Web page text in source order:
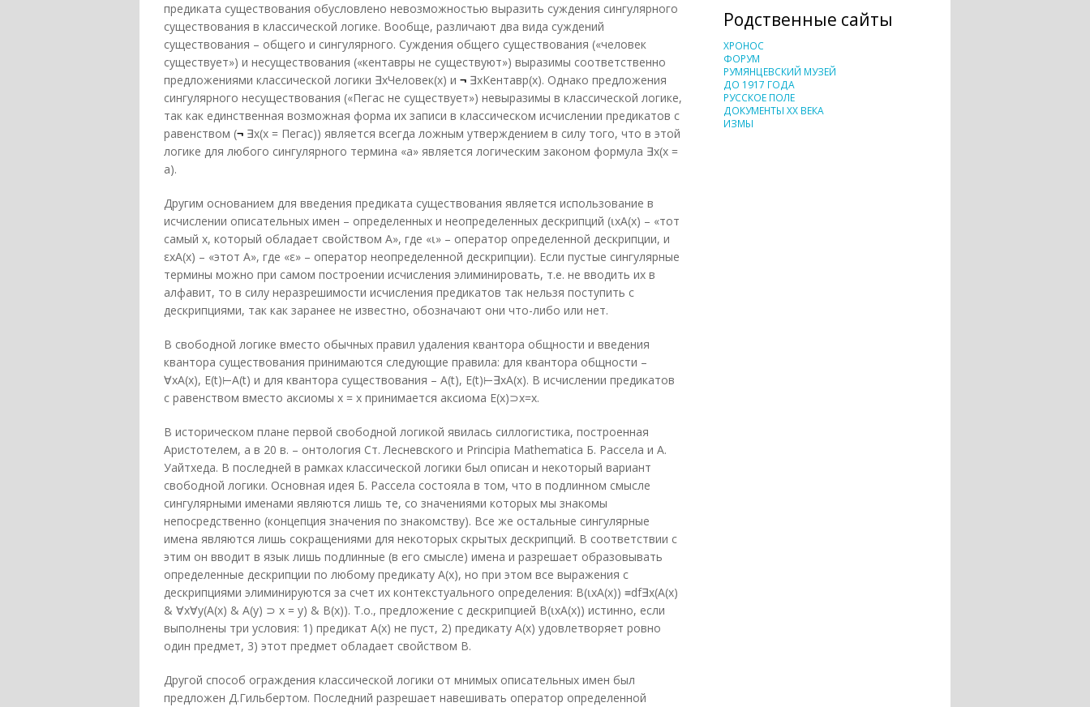
предиката существования обусловлено невозможностью выразить суждения сингулярного
существования в классической логике. Вообще, различают два вида суждений
существования – общего и сингулярного. Суждения общего существования («человек
существует») и несуществования («кентавры не существуют») выразимы соответственно
предложениями классической логики ∃хЧеловек(х) и ¬ ∃хКентавр(х). Однако предложения
сингулярного несуществования («Пегас не существует») невыразимы в классической логике,
так как единственная возможная форма их записи в классическом исчислении предикатов с
равенством (¬ ∃х(х = Пегас)) является всегда ложным утверждением в силу того, что в этой
логике для любого сингулярного термина «а» является логическим законом формула ∃х(х =
а).
Другим основанием для введения предиката существования является использование в
исчислении описательных имен – определенных и неопределенных дескрипций (⍳xΑ(x) – «тот
самый х, который обладает свойством А», где «⍳» – оператор определенной дескрипции, и
εxΑ(x) – «этот А», где «ε» – оператор неопределенной дескрипции). Если пустые сингулярные
термины можно при самом построении исчисления элиминировать, т.е. не вводить их в
алфавит, то в силу неразрешимости исчисления предикатов так нельзя поступить с
дескрипциями, так как заранее не известно, обозначают они что-либо или нет.
В свободной логике вместо обычных правил удаления квантора общности и введения
квантора существования принимаются следующие правила: для квантора общности –
∀xA(x), E(t)⊢A(t) и для квантора существования – A(t), E(t)⊢∃xA(x). В исчислении предикатов
с равенством вместо аксиомы x = x принимается аксиома Е(х)⊃х=х.
В историческом плане первой свободной логикой явилась силлогистика, построенная
Аристотелем, а в 20 в. – онтология Ст. Лесневского и Principia Mathematica Б. Рассела и А.
Уайтхеда. В последней в рамках классической логики был описан и некоторый вариант
свободной логики. Основная идея Б. Рассела состояла в том, что в подлинном смысле
сингулярными именами являются лишь те, со значениями которых мы знакомы
непосредственно (концепция значения по знакомству). Все же остальные сингулярные
имена являются лишь сокращениями для некоторых скрытых дескрипций. В соответствии с
этим он вводит в язык лишь подлинные (в его смысле) имена и разрешает образовывать
определенные дескрипции по любому предикату А(х), но при этом все выражения с
дескрипциями элиминируются за счет их контекстуального определения: Β(⍳xΑ(x)) ≡df∃х(А(х)
& ∀x∀y(A(x) & А(у) ⊃ x = у) & В(х)). Т.о., предложение с дескрипцией Β(⍳xΑ(x)) истинно, если
выполнены три условия: 1) предикат А(х) не пуст, 2) предикату А(х) удовлетворяет ровно
один предмет, 3) этот предмет обладает свойством В.
Другой способ ограждения классической логики от мнимых описательных имен был
предложен Д.Гильбертом. Последний разрешает навешивать оператор определенной
Родственные сайты
ХРОНОС
ФОРУМ
РУМЯНЦЕВСКИЙ МУЗЕЙ
ДО 1917 ГОДА
РУССКОЕ ПОЛЕ
ДОКУМЕНТЫ XX ВЕКА
ИЗМЫ